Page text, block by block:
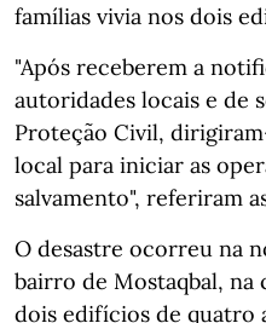
famílias vivia nos dois
"Após receberem a
autoridades locais e de
Proteção Civil,
local para iniciar as
salvamento", referiram
O desastre ocorreu na
bairro de Mostaqbal, na
dois edifícios de quatro